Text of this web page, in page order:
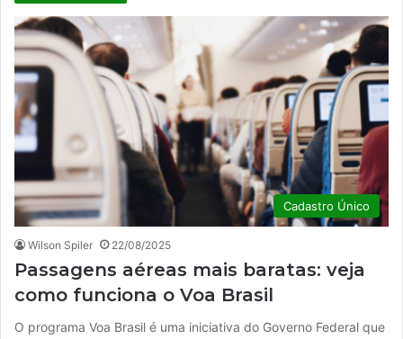
Cadastro Único
Wilson Spiler 22/08/2025
Passagens aéreas mais baratas: veja
como funciona o Voa Brasil
O programa Voa Brasil é uma iniciativa do Governo Federal que